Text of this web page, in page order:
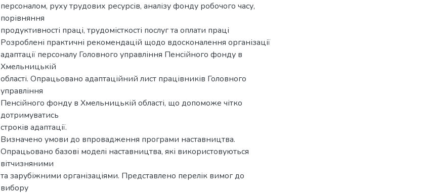
персоналом, руху трудових ресурсів, аналізу фонду робочого часу,
порівняння
продуктивності праці, трудомісткості послуг та оплати праці
Розроблені практичні рекомендацій щодо вдосконалення організації
адаптації персоналу Головного управління Пенсійного фонду в
Хмельницькій
області. Опрацьовано адаптаційний лист працівників Головного
управління
Пенсійного фонду в Хмельницькій області, що допоможе чітко
дотримуватись
строків адаптації.
Визначено умови до впровадження програми наставництва.
Опрацьовано базові моделі наставництва, які використовуються
вітчизняними
та зарубіжними організаціями. Представлено перелік вимог до
вибору